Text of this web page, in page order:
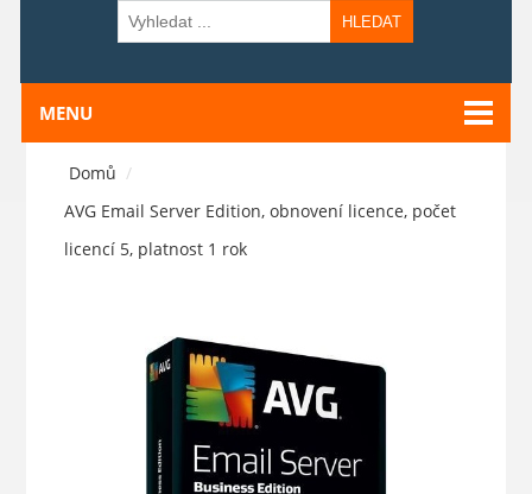
HLEDAT
MENU
Domů /
AVG Email Server Edition, obnovení licence, počet
licencí 5, platnost 1 rok